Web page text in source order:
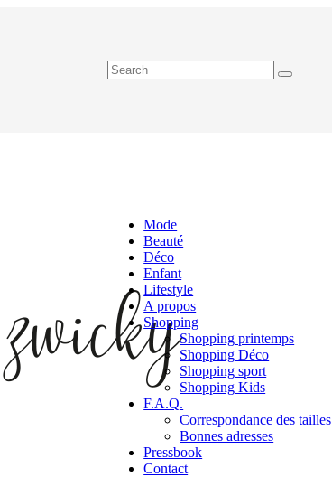
Mode
Beauté
Déco
Enfant
Lifestyle
A propos
Shopping
Shopping printemps
Shopping Déco
Shopping sport
Shopping Kids
F.A.Q.
Correspondance des tailles
Bonnes adresses
Pressbook
Contact